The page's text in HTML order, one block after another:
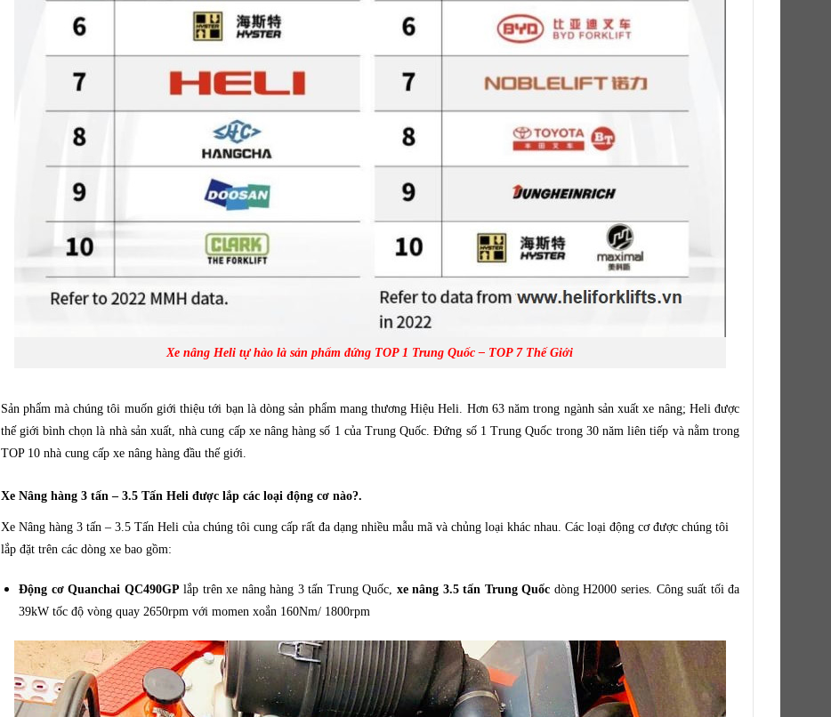
Xe nâng Heli tự hào là sản phẩm đứng TOP 1 Trung Quốc – TOP 7 Thế Giới
Sản phẩm mà chúng tôi muốn giới thiệu tới bạn là dòng sản phẩm mang thương Hiệu Heli. Hơn 63 năm trong ngành sản xuất xe nâng; Heli được
thế giới bình chọn là nhà sản xuất, nhà cung cấp xe nâng hàng số 1 của Trung Quốc. Đứng số 1 Trung Quốc trong 30 năm liên tiếp và nằm trong
TOP 10 nhà cung cấp xe nâng hàng đầu thế giới.
Xe Nâng hàng 3 tấn – 3.5 Tấn Heli được lắp các loại động cơ nào?.
Xe Nâng hàng 3 tấn – 3.5 Tấn Heli của chúng tôi cung cấp rất đa dạng nhiều mẫu mã và chủng loại khác nhau. Các loại động cơ được chúng tôi
lắp đặt trên các dòng xe bao gồm:
Động cơ Quanchai QC490GP lắp trên xe nâng hàng 3 tấn Trung Quốc, xe nâng 3.5 tấn Trung Quốc dòng H2000 series. Công suất tối đa
39kW tốc độ vòng quay 2650rpm với momen xoắn 160Nm/ 1800rpm